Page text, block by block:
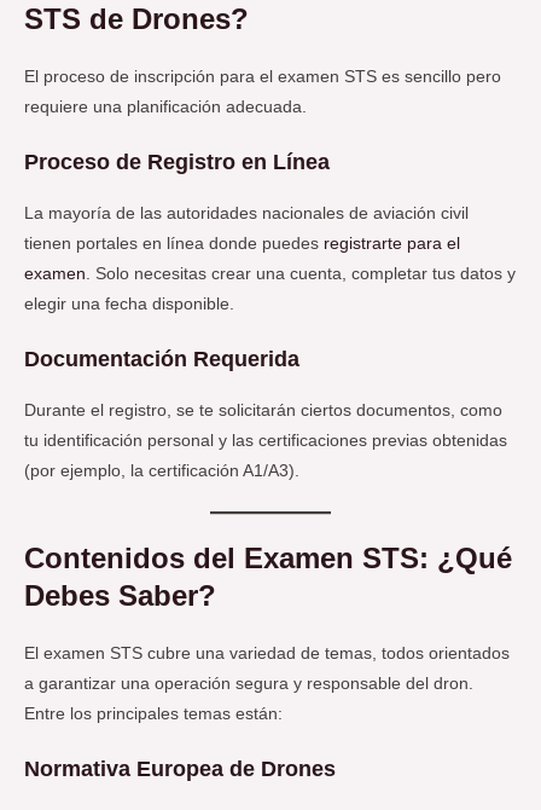
STS de Drones?
El proceso de inscripción para el examen STS es sencillo pero
requiere una planificación adecuada.
Proceso de Registro en Línea
La mayoría de las autoridades nacionales de aviación civil
tienen portales en línea donde puedes registrarte para el
examen . Solo necesitas crear una cuenta, completar tus datos y
elegir una fecha disponible.
Documentación Requerida
Durante el registro, se te solicitarán ciertos documentos, como
tu identificación personal y las certificaciones previas obtenidas
(por ejemplo, la certificación A1/A3).
Contenidos del Examen STS: ¿Qué
Debes Saber?
El examen STS cubre una variedad de temas, todos orientados
a garantizar una operación segura y responsable del dron.
Entre los principales temas están:
Normativa Europea de Drones